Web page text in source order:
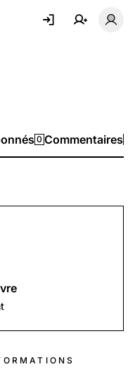
0 Commentaires